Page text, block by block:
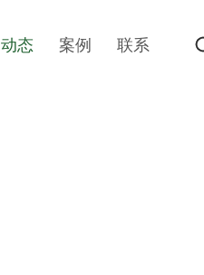
动态 案例 联系